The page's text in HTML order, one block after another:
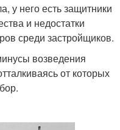
у него есть защитники
и недостатки
среди застройщиков.
возведения
от которых